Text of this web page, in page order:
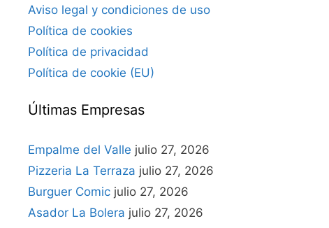
Aviso legal y condiciones de uso
Política de cookies
Política de privacidad
Política de cookie (EU)
Últimas Empresas
Empalme del Valle julio 27, 2026
Pizzeria La Terraza julio 27, 2026
Burguer Comic julio 27, 2026
Asador La Bolera julio 27, 2026